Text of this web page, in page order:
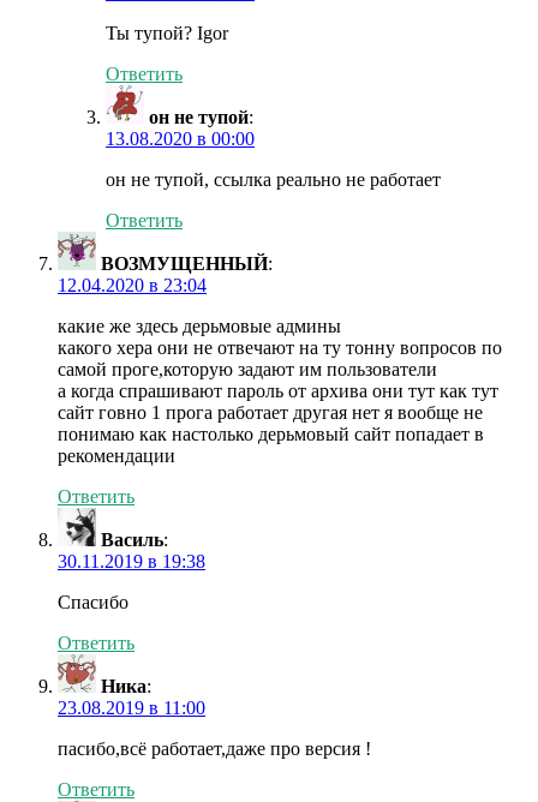
Ты тупой? Igor
Ответить
он не тупой:
13.08.2020 в 00:00
он не тупой, ссылка реально не работает
Ответить
ВОЗМУЩЕННЫЙ:
12.04.2020 в 23:04
какие же здесь дерьмовые админы
какого хера они не отвечают на ту тонну вопросов по
самой проге,которую задают им пользователи
а когда спрашивают пароль от архива они тут как тут
сайт говно 1 прога работает другая нет я вообще не
понимаю как настолько дерьмовый сайт попадает в
рекомендации
Ответить
Василь:
30.11.2019 в 19:38
Спасибо
Ответить
Ника:
23.08.2019 в 11:00
пасибо,всё работает,даже про версия !
Ответить